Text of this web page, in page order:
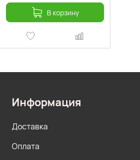
В корзину
Информация
Доставка
Оплата